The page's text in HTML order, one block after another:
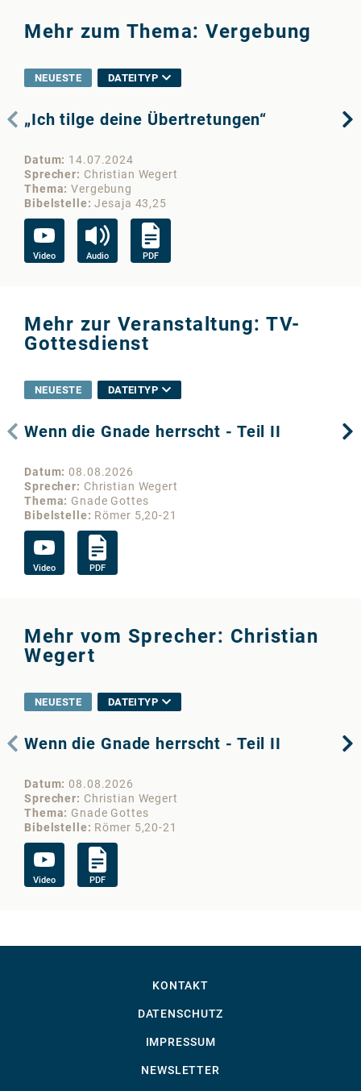
Mehr zum Thema: Vergebung
NEUESTE DATEITYP
„Ich tilge deine Übertretungen“
Datum
14.07.2024
Sprecher
Christian Wegert
Thema
Vergebung
Bibelstelle
Jesaja 43,25
Video Audio PDF
Mehr zur Veranstaltung: TV-
Gottesdienst
NEUESTE DATEITYP
Wenn die Gnade herrscht - Teil II
Datum 08.08.2026
Sprecher
Christian Wegert
Thema
Gnade Gottes
Bibelstelle
Römer 5,20-21
Video PDF
Mehr vom Sprecher: Christian
Wegert
NEUESTE DATEITYP
Wenn die Gnade herrscht - Teil II
Datum 08.08.2026
Sprecher
Christian Wegert
Thema
Gnade Gottes
Bibelstelle
Römer 5,20-21
Video PDF
KONTAKT
DATENSCHUTZ
IMPRESSUM
NEWSLETTER